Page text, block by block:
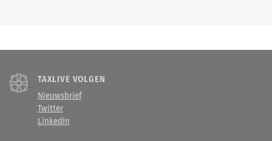
TAXLIVE VOLGEN
Nieuwsbrief
Twitter
LinkedIn